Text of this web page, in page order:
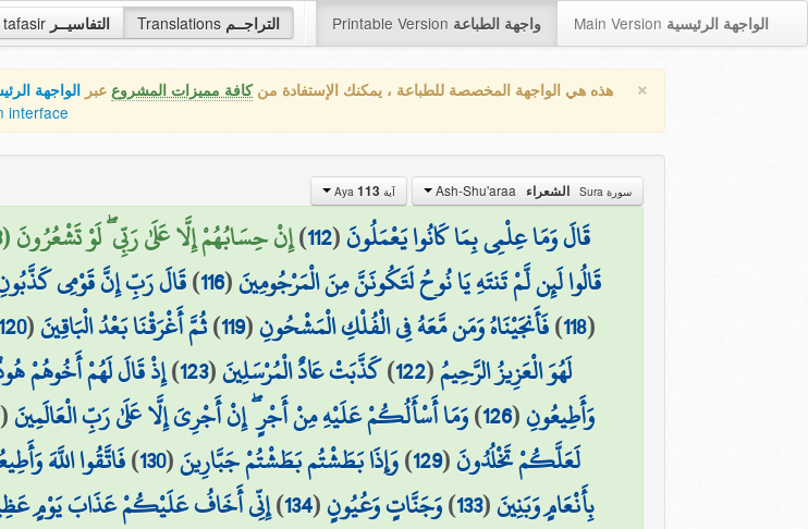
tafasir التفاسيــر Translations التراجــم Printable Version واجهة الطباعة Main Version الواجهة الرئيسية
× هذه هي الواجهة المخصصة للطباعة ، يمكنك الإستفادة منكافة مميزات المشروع عبر الواجهة
interface
سورة Sura الشعراء آية Aya 113
قَالَ وَمَا عِلْمِي بِمَا كَانُوا يَعْمَلُونَ(
112
)إِنْ حِسَابُهُمْ إِلَّا عَلَىٰ رَبِّي ۖ لَوْ تَشْعُرُونَ (113)
قَالُوا لَئِن لَّمْ تَنتَهِ يَا نُوحُ لَتَكُونَنَّ مِنَ الْمَرْجُومِينَ(
116
)قَالَ رَبِّ إِنَّ قَوْمِي
(
118
)فَأَنجَيْنَاهُ وَمَن مَّعَهُ فِي الْفُلْكِ الْمَشْحُونِ(
119
)ثُمَّ أَغْرَقْنَا بَعْدُ الْبَاقِينَ(
لَهُوَ الْعَزِيزُ الرَّحِيمُ(
122
)كَذَّبَتْ عَادٌ الْمُرْسَلِينَ(
123
)إِذْ قَالَ لَهُمْ أَخُوهُمْ
وَأَطِيعُونِ(
126
)وَمَا أَسْأَلُكُمْ عَلَيْهِ مِنْ أَجْرٍ ۖ إِنْ أَجْرِيَ إِلَّا عَلَىٰ رَبِّ الْعَالَمِينَ(
لَعَلَّكُمْ تَخْلُدُونَ(
129
)وَإِذَا بَطَشْتُم بَطَشْتُمْ جَبَّارِينَ(
130
)فَاتَّقُوا اللَّهَ
بِأَنْعَامٍ وَبَنِينَ(
133
)وَجَنَّاتٍ وَعُيُونٍ(
134
)إِنِّي أَخَافُ عَلَيْكُمْ عَذَابَ يَوْمٍ